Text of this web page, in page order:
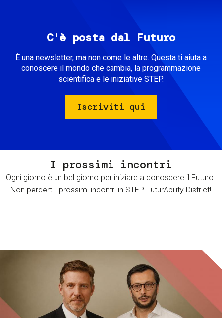
C'è posta dal Futuro
È una newsletter, ma non come le altre. Questa ti aiuta a
conoscere il mondo che cambia, la programmazione
scientifica e le iniziative STEP.
Iscriviti qui
I prossimi incontri
Ogni giorno è un bel giorno per iniziare a conoscere il Futuro.
Non perderti i prossimi incontri in STEP FuturAbility District!